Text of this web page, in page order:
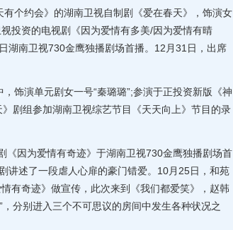
约会》的湖南卫视自制剧《爱在春天》，饰演女
投资的电视剧《因为爱情有多美/因为爱情有晴
湖南卫视730金鹰独播剧场首播。12月31日，出席
演单元剧女一号“秦璐璐”;参演于正投资新版《神
剧组参加湖南卫视综艺节目《天天向上》节目的录
因为爱情有奇迹》于湖南卫视730金鹰独播剧场首
讲述了一段虐人心扉的豪门错爱。10月25日，和苑
有奇迹》做宣传，此次来到《我们都爱笑》，赵韩
，分别进入三个不可思议的房间中发生各种状况之